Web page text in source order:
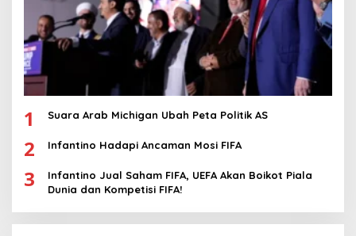
1 Suara Arab Michigan Ubah Peta Politik AS
2 Infantino Hadapi Ancaman Mosi FIFA
3
Infantino Jual Saham FIFA, UEFA Akan Boikot Piala
Dunia dan Kompetisi FIFA!